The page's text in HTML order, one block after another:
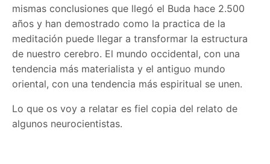
mismas conclusiones que llegó el Buda hace 2.500
años y han demostrado como la practica de la
meditación puede llegar a transformar la estructura
de nuestro cerebro. El mundo occidental, con una
tendencia más materialista y el antiguo mundo
oriental, con una tendencia más espiritual se unen.
Lo que os voy a relatar es fiel copia del relato de
algunos neurocientistas.